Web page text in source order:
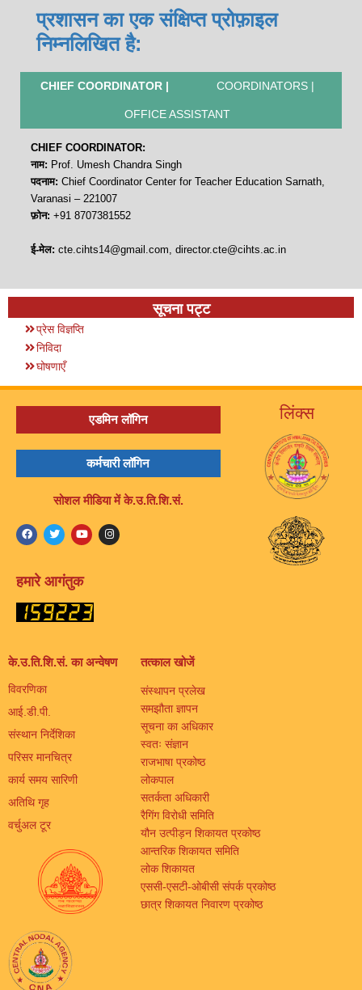
प्रशासन का एक संक्षिप्त प्रोफ़ाइल
निम्नलिखित है:
CHIEF COORDINATOR | COORDINATORS |
OFFICE ASSISTANT
CHIEF COORDINATOR:
नाम: Prof. Umesh Chandra Singh
पदनाम: Chief Coordinator Center for Teacher Education Sarnath,
Varanasi – 221007
फ़ोन: +91 8707381552
ई-मेल: cte.cihts14@gmail.com, director.cte@cihts.ac.in
सूचना पट्ट
प्रेस विज्ञप्ति
निविदा
घोषणाएँ
एडमिन लॉगिन
कर्मचारी लॉगिन
सोशल मीडिया में के.उ.ति.शि.सं.
हमारे आगंतुक
लिंक्स
के.उ.ति.शि.सं. का अन्वेषण
विवरणिका
आई.डी.पी.
संस्थान निर्देशिका
परिसर मानचित्र
कार्य समय सारिणी
अतिथि गृह
वर्चुअल टूर
तत्काल खोजें
संस्थापन प्रलेख
समझौता ज्ञापन
सूचना का अधिकार
स्वतः संज्ञान
राजभाषा प्रकोष्ठ
लोकपाल
सतर्कता अधिकारी
रैगिंग विरोधी समिति
यौन उत्पीड़न शिकायत प्रकोष्ठ
आन्तरिक शिकायत समिति
लोक शिकायत
एससी-एसटी-ओबीसी संपर्क प्रकोष्ठ
छात्र शिकायत निवारण प्रकोष्ठ